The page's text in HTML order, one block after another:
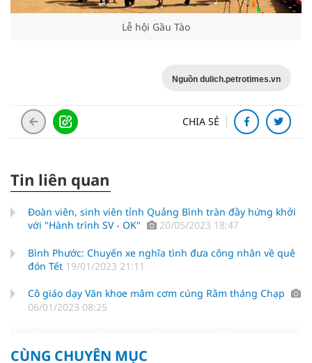
Lễ hội Gầu Tào
Nguồn dulich.petrotimes.vn
CHIA SẺ
Tin liên quan
Đoàn viên, sinh viên tỉnh Quảng Bình tràn đầy hứng khởi
với "Hành trình SV - OK"
20/05/2023 18:47
Bình Phước: Chuyến xe nghĩa tình đưa công nhân về quê
đón Tết 19/01/2023 21:11
Cô giáo dạy Văn khoe mâm cơm cúng Rằm tháng Chạp
06/01/2023 08:25
CÙNG CHUYÊN MỤC